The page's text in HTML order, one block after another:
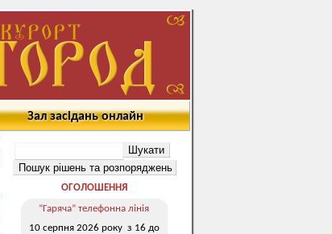
Зал засідань онлайн
ОГОЛОШЕННЯ
“Гаряча” телефонна лінія
10 серпня 2026 року з 16 до